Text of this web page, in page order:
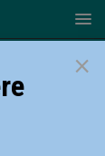
×